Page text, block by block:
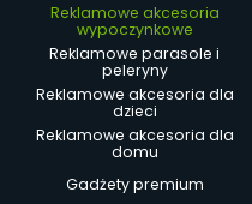
Reklamowe akcesoria
wypoczynkowe
Reklamowe parasole i
peleryny
Reklamowe akcesoria dla
dzieci
Reklamowe akcesoria dla
domu
Gadżety premium